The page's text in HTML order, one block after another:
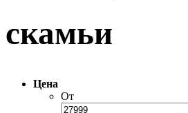
скамьи
Цена
От